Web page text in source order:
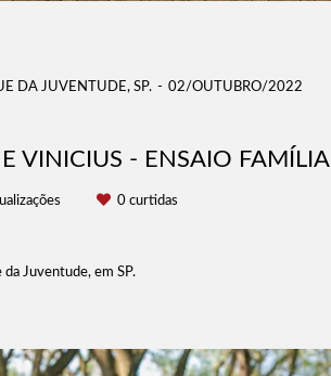
DA JUVENTUDE, SP. 02/OUTUBRO/2022
VINICIUS - ENSAIO FAMÍLIA
0curtidas
da Juventude, em SP.